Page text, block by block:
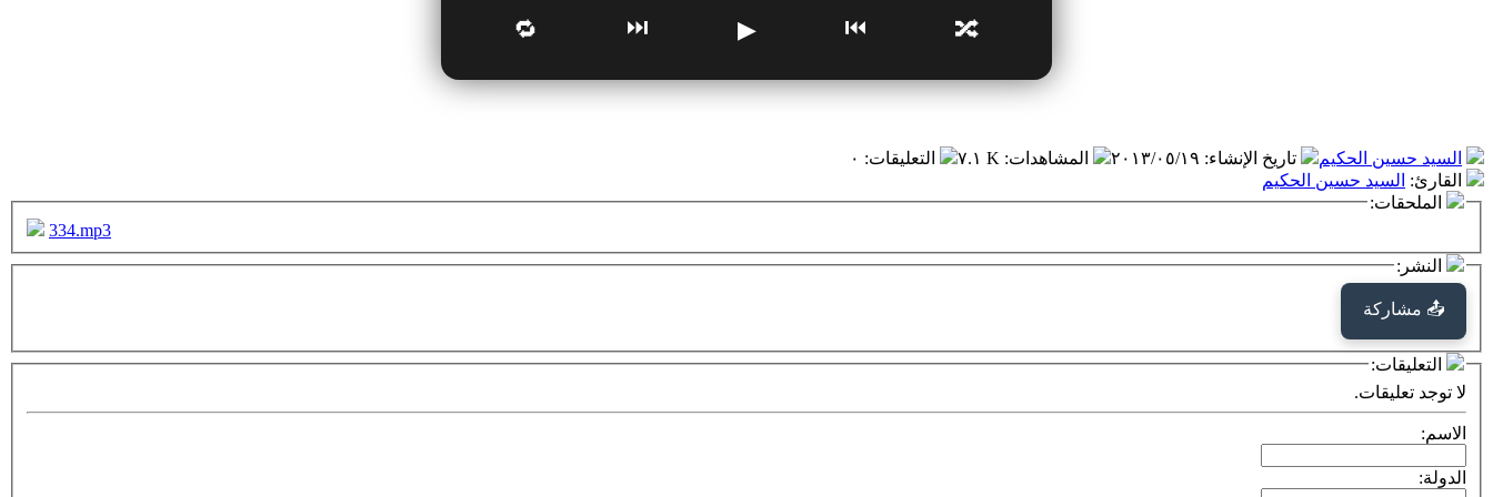
🔀
⏮
▶
⏭
🔁
السيد حسين الحكيم تاريخ الإنشاء: ٢٠١٣/٠٥/١٩ المشاهدات: ٧.١ K التعليقات: ٠
القارئ: السيد حسين الحكيم
الملحقات:
334.mp3
النشر:
📤 مشاركة
التعليقات:
لا توجد تعليقات.
الاسم:
الدولة: